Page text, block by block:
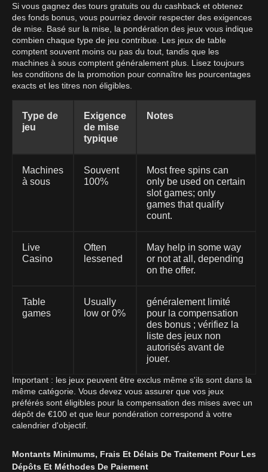
Si vous gagnez des tours gratuits ou du cashback et obtenez
des fonds bonus, vous pourriez devoir respecter des exigences
de mise. Basé sur la mise, la pondération des jeux vous indique
combien chaque type de jeu contribue. Les jeux de table
comptent souvent moins ou pas du tout, tandis que les
machines à sous comptent généralement plus. Lisez toujours
les conditions de la promotion pour connaître les pourcentages
exacts et les titres non éligibles.
Type de
jeu
Exigence
de mise
typique
Notes
Machines
à sous
Souvent
100%
Most free spins can
only be used on certain
slot games; only
games that qualify
count.
Live
Casino
Often
lessened
May help in some way
or not at all, depending
on the offer.
Table
games
Usually
low or 0%
généralement limité
pour la compensation
des bonus ; vérifiez la
liste des jeux non
autorisés avant de
jouer.
Important : les jeux peuvent être exclus même s'ils sont dans la
même catégorie. Vous devez vous assurer que vos jeux
préférés sont éligibles pour la compensation des mises avec un
dépôt de €100 et que leur pondération correspond à votre
calendrier d'objectif.
Montants Minimums, Frais Et Délais De Traitement Pour Les
Dépôts Et Méthodes De Paiement